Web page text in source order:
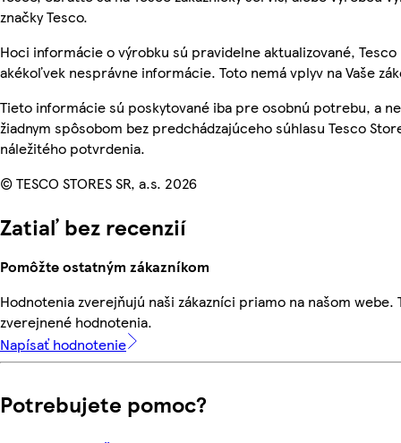
značky Tesco.
Hoci informácie o výrobku sú pravidelne aktualizované,
akékoľvek nesprávne informácie. Toto nemá vplyv na Vaše
Tieto informácie sú poskytované iba pre osobnú potrebu, a
žiadnym spôsobom bez predchádzajúceho súhlasu Tesco
náležitého potvrdenia.
© TESCO STORES SR, a.s. 2026
Zatiaľ bez recenzií
Pomôžte ostatným zákazníkom
Hodnotenia zverejňujú naši zákazníci priamo na našom webe.
zverejnené hodnotenia.
Napísať hodnotenie
Potrebujete pomoc?